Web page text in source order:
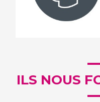
ILS NOUS